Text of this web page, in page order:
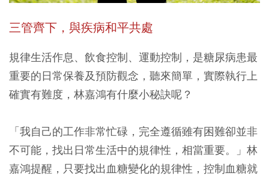
三管齊下，與疾病和平共處
規律生活作息、飲食控制、運動控制，是糖尿病患最
重要的日常保養及預防觀念，聽來簡單，實際執行上
確實有難度，林嘉鴻有什麼小秘訣呢？
「我自己的工作非常忙碌，完全遵循雖有困難卻並非
不可能，找出日常生活中的規律性，相當重要。」林
嘉鴻提醒，只要找出血糖變化的規律性，控制血糖就